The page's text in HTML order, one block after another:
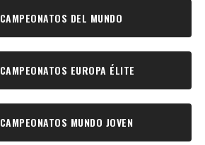
CAMPEONATOS DEL MUNDO
CAMPEONATOS EUROPA ÉLITE
CAMPEONATOS MUNDO JOVEN